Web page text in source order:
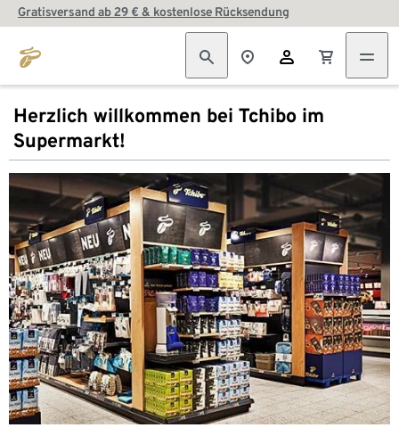
Gratisversand ab 29 € & kostenlose Rücksendung
Herzlich willkommen bei Tchibo im
Supermarkt!